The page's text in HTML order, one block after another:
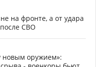
на фронте, а от удара
СВО
новым оружием»: